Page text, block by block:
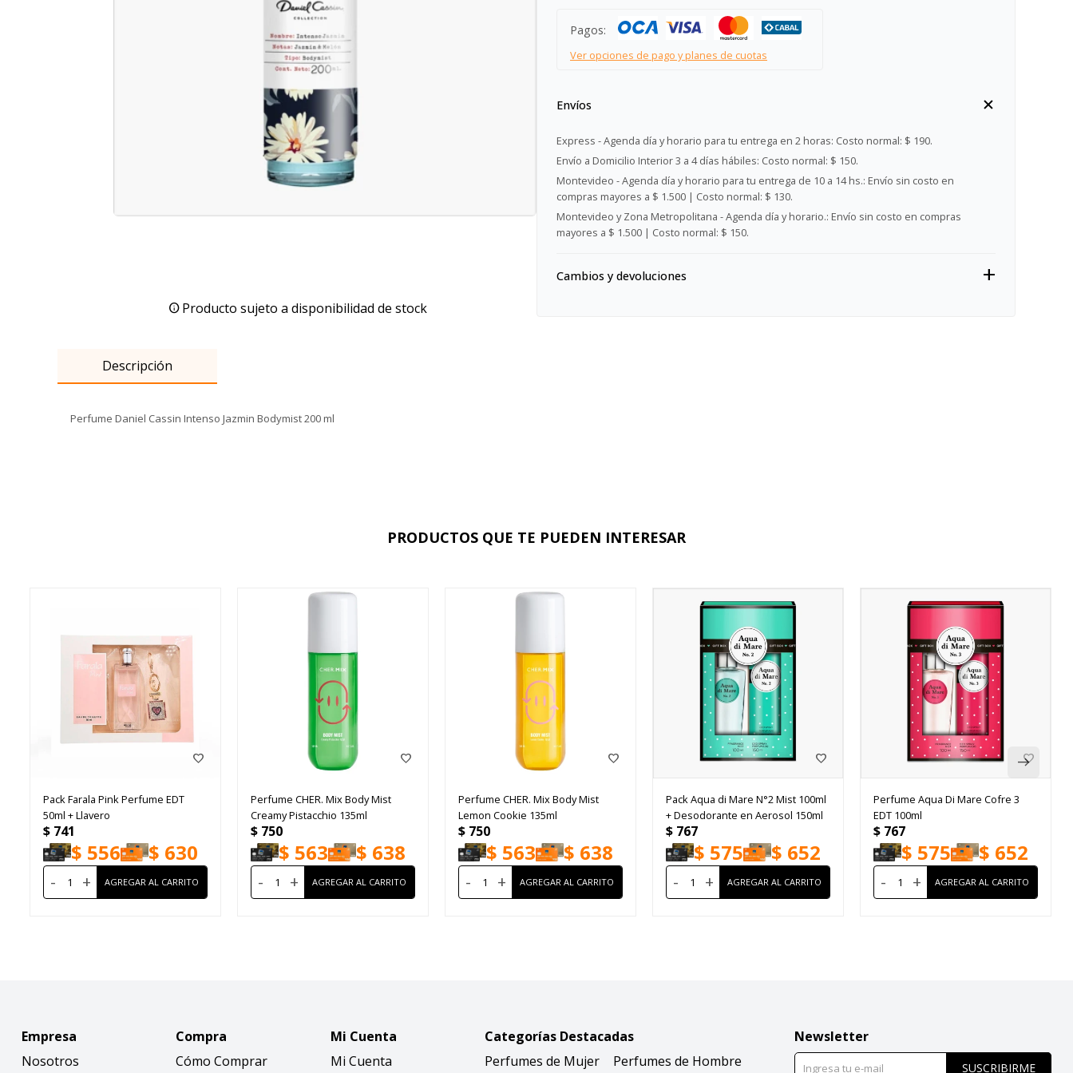
Producto sujeto a disponibilidad de stock
Pagos:
Ver opciones de pago y planes de cuotas
Envíos
Express - Agenda día y horario para tu entrega en 2 horas: Costo normal: $ 190.
Envío a Domicilio Interior 3 a 4 días hábiles: Costo normal: $ 150.
Montevideo - Agenda día y horario para tu entrega de 10 a 14 hs.: Envío sin costo en
compras mayores a $ 1.500 | Costo normal: $ 130.
Montevideo y Zona Metropolitana - Agenda día y horario.: Envío sin costo en compras
mayores a $ 1.500 | Costo normal: $ 150.
Cambios y devoluciones
Descripción
Perfume Daniel Cassin Intenso Jazmin Bodymist 200 ml
PRODUCTOS QUE TE PUEDEN INTERESAR
Pack Farala Pink Perfume EDT
50ml + Llavero
$ 741
$ 556 $ 630
- +
Perfume CHER. Mix Body Mist
Creamy Pistacchio 135ml
$ 750
$ 563 $ 638
- +
Perfume CHER. Mix Body Mist
Lemon Cookie 135ml
$ 750
$ 563 $ 638
- +
Pack Aqua di Mare N°2 Mist 100ml
+ Desodorante en Aerosol 150ml
$ 767
$ 575 $ 652
- +
Perfume Aqua Di Mare Cofre 3
EDT 100ml
$ 767
$ 575 $ 652
- +
Empresa
Nosotros
Compra
Cómo Comprar
Mi Cuenta
Mi Cuenta
Categorías Destacadas
Perfumes de Mujer
Perfumes de Hombre
Newsletter
SUSCRIBIRME